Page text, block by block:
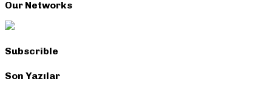
Our Networks
Subscrible
Son Yazılar